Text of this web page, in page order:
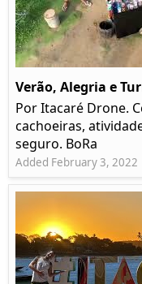
Verão, Alegria e
Por Itacaré Drone.
cachoeiras,
seguro. BoRa
Added February 3, 2022